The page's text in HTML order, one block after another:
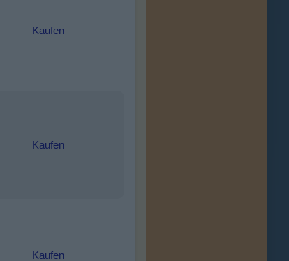
Kaufen
Kaufen
Kaufen